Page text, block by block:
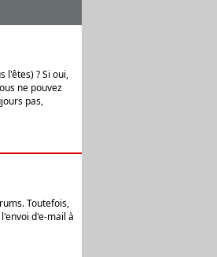
l'êtes) ? Si oui,
ne pouvez
pas,
Toutefois,
d'e-mail à